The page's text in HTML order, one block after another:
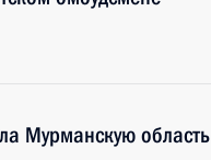
Мурманскую область